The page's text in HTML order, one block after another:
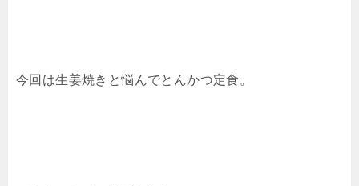
今回は生姜焼きと悩んでとんかつ定食。